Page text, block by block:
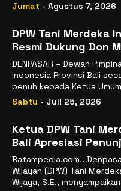
Jumat - Agustus 7, 2026
DPW Tani Merdeka
Resmi Dukung Don
Wakil Menteri
DENPASAR – Dewan
Indonesia Provinsi Bali
penuh kepada Ketua Umum
Sabtu - Juli 25, 2026
Ketua DPW Tani
Bali Apresiasi
sebagai Kepala
Batampedia.com,.
Wilayah (DPW) Tani
Wijaya, S.E.,